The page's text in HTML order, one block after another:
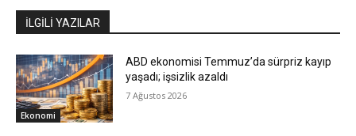
İLGİLİ YAZILAR
Ekonomi
ABD ekonomisi Temmuz’da sürpriz kayıp
yaşadı; işsizlik azaldı
7 Ağustos 2026